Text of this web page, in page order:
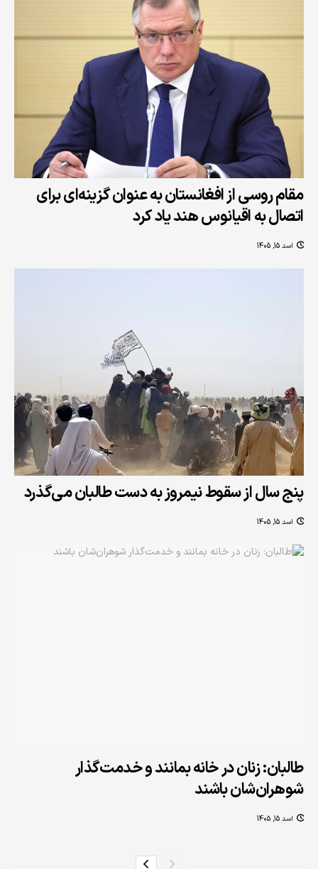
مقام روسی از افغانستان به عنوان گزینه‌ای برای
اتصال به اقیانوس هند یاد کرد
اسد 15, 1405
پنج سال از سقوط نیمروز به دست طالبان می‌گذرد
اسد 15, 1405
طالبان: زنان در خانه بمانند و خدمت‌گذار
شوهران‌شان باشند
اسد 15, 1405